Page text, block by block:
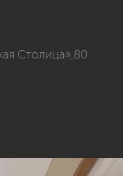
Столица»,80